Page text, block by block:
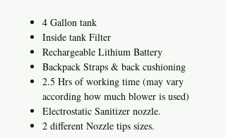
4 Gallon tank
Inside tank Filter
Rechargeable Lithium Battery
Backpack Straps & back cushioning
2.5 Hrs of working time (may vary
according how much blower is used)
Electrostatic Sanitizer nozzle.
2 different Nozzle tips sizes.